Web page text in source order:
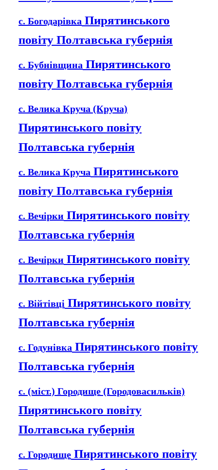
с. Богодарівка Пирятинського
повіту Полтавська губернія
с. Бубнівщина Пирятинського
повіту Полтавська губернія
с. Велика Круча (Круча)
Пирятинського повіту
Полтавська губернія
с. Велика Круча Пирятинського
повіту Полтавська губернія
с. Вечірки Пирятинського повіту
Полтавська губернія
с. Вечірки Пирятинського повіту
Полтавська губернія
с. Війтівці Пирятинського повіту
Полтавська губернія
с. Годунівка Пирятинського повіту
Полтавська губернія
с. (міст.) Городище (Городовасильків)
Пирятинського повіту
Полтавська губернія
с. Городище Пирятинського повіту